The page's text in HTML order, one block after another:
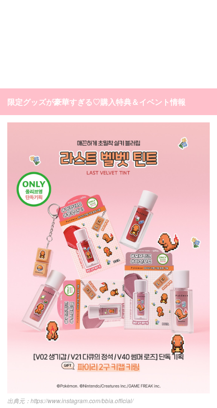
限定グッズが豪華すぎる♡購入特典＆イベント情報
https://www.instagram.com/bbia.official/